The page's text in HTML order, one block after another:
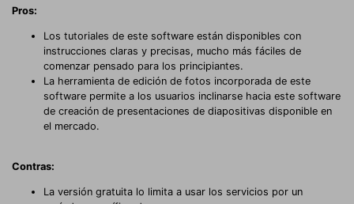
Pros:
Los tutoriales de este software están disponibles con
instrucciones claras y precisas, mucho más fáciles de
comenzar pensado para los principiantes.
La herramienta de edición de fotos incorporada de este
software permite a los usuarios inclinarse hacia este software
de creación de presentaciones de diapositivas disponible en
el mercado.
Contras:
La versión gratuita lo limita a usar los servicios por un